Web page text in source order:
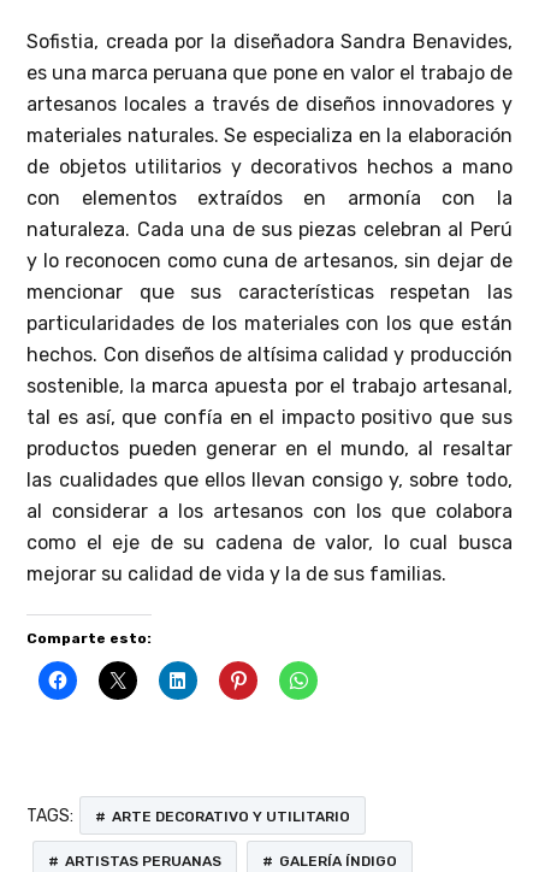
Sofistia, creada por la diseñadora Sandra Benavides,
es una marca peruana que pone en valor el trabajo de
artesanos locales a través de diseños innovadores y
materiales naturales. Se especializa en la elaboración
de objetos utilitarios y decorativos hechos a mano
con elementos extraídos en armonía con la
naturaleza. Cada una de sus piezas celebran al Perú
y lo reconocen como cuna de artesanos, sin dejar de
mencionar que sus características respetan las
particularidades de los materiales con los que están
hechos. Con diseños de altísima calidad y producción
sostenible, la marca apuesta por el trabajo artesanal,
tal es así, que confía en el impacto positivo que sus
productos pueden generar en el mundo, al resaltar
las cualidades que ellos llevan consigo y, sobre todo,
al considerar a los artesanos con los que colabora
como el eje de su cadena de valor, lo cual busca
mejorar su calidad de vida y la de sus familias.
Comparte esto:
TAGS: ARTE DECORATIVO Y UTILITARIO
ARTISTAS PERUANAS GALERÍA ÍNDIGO